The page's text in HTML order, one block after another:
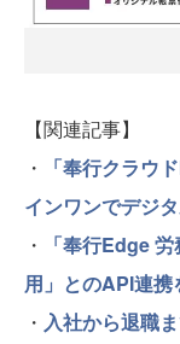
【関連記事】
・
「奉行クラウ
インワンでデジ
・
「奉行Edge
用」とのAPI連
・ 入社から退職